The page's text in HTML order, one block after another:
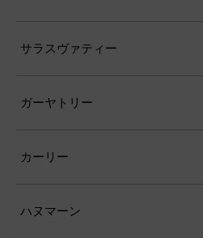
サラスヴァティー
ガーヤトリー
カーリー
ハヌマーン